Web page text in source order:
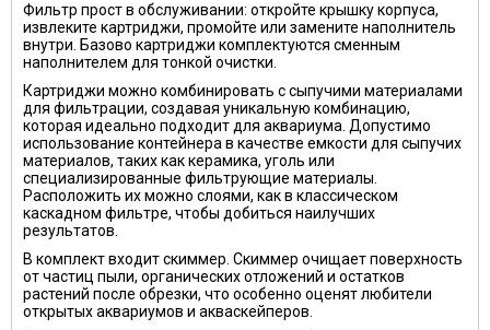
Фильтр прост в обслуживании: откройте крышку корпуса,
извлеките картриджи, промойте или замените наполнитель
внутри. Базово картриджи комплектуются сменным
наполнителем для тонкой очистки.
Картриджи можно комбинировать с сыпучими материалами
для фильтрации, создавая уникальную комбинацию,
которая идеально подходит для аквариума. Допустимо
использование контейнера в качестве емкости для сыпучих
материалов, таких как керамика, уголь или
специализированные фильтрующие материалы.
Расположить их можно слоями, как в классическом
каскадном фильтре, чтобы добиться наилучших
результатов.
В комплект входит скиммер. Скиммер очищает поверхность
от частиц пыли, органических отложений и остатков
растений после обрезки, что особенно оценят любители
открытых аквариумов и акваскейперов.